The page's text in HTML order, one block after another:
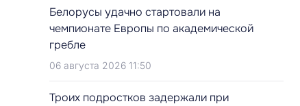
Белорусы удачно стартовали на
чемпионате Европы по академической
гребле
06 августа 2026 11:50
Троих подростков задержали при